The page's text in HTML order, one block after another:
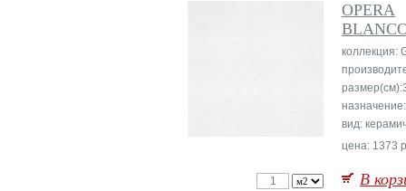
OPERA
коллекция:
вид:
цена: 1373
В